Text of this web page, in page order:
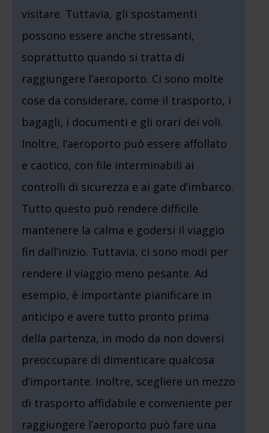
visitare. Tuttavia, gli spostamenti
possono essere anche stressanti,
soprattutto quando si tratta di
raggiungere l’aeroporto. Ci sono molte
cose da considerare, come il trasporto, i
bagagli, i documenti e gli orari dei voli.
Inoltre, l’aeroporto può essere affollato
e caotico, con file interminabili ai
controlli di sicurezza e ai gate d’imbarco.
Tutto questo può rendere difficile
mantenere la calma e godersi il viaggio
fin dall’inizio. Tuttavia, ci sono modi per
rendere il viaggio meno pesante. Ad
esempio, è importante pianificare in
anticipo e avere tutto pronto prima
della partenza, in modo da non doversi
preoccupare di dimenticare qualcosa
d’importante. Inoltre, scegliere un mezzo
di trasporto affidabile e conveniente per
raggiungere l’aeroporto può fare una